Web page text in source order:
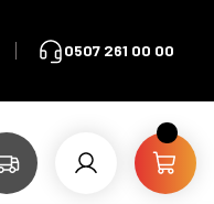
0507 261 00 00